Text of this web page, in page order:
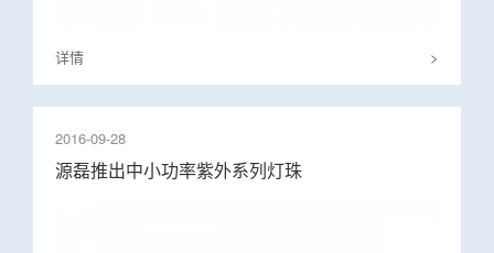
详情 >
2016-09-28
源磊推出中小功率紫外系列灯珠